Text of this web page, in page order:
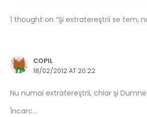
1 thought on “Şi extratereştrii se tem,
COPIL
18/02/2012 AT 20:22
Nu numai extratereştrii, chiar şi
Încarc...